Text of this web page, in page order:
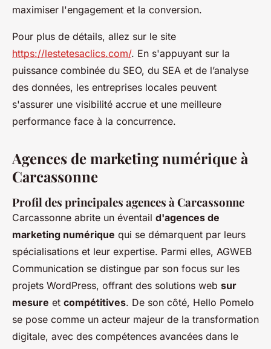
maximiser l'engagement et la conversion.
Pour plus de détails, allez sur le site
https://lestetesaclics.com/. En s'appuyant sur la
puissance combinée du SEO, du SEA et de l’analyse
des données, les entreprises locales peuvent
s'assurer une visibilité accrue et une meilleure
performance face à la concurrence.
Agences de marketing numérique à
Carcassonne
Profil des principales agences à Carcassonne
Carcassonne abrite un éventail d'agences de
marketing numérique qui se démarquent par leurs
spécialisations et leur expertise. Parmi elles, AGWEB
Communication se distingue par son focus sur les
projets WordPress, offrant des solutions web sur
mesure et compétitives. De son côté, Hello Pomelo
se pose comme un acteur majeur de la transformation
digitale, avec des compétences avancées dans le